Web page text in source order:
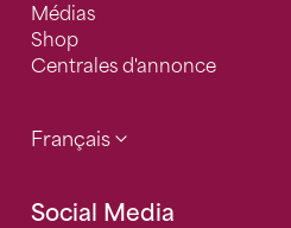
Médias
Shop
Centrales d'annonce
Français
Social Media